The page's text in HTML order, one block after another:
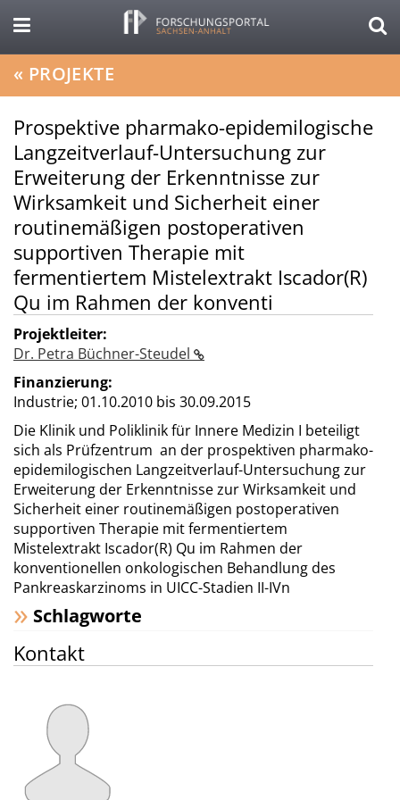
« PROJEKTE
Prospektive pharmako-epidemilogische
Langzeitverlauf-Untersuchung zur
Erweiterung der Erkenntnisse zur
Wirksamkeit und Sicherheit einer
routinemäßigen postoperativen
supportiven Therapie mit
fermentiertem Mistelextrakt Iscador(R)
Qu im Rahmen der konventi
Projektleiter:
Dr. Petra Büchner-Steudel
Finanzierung:
Industrie; 01.10.2010 bis 30.09.2015
Die Klinik und Poliklinik für Innere Medizin I beteiligt
sich als Prüfzentrum an der prospektiven pharmako-
epidemilogischen Langzeitverlauf-Untersuchung zur
Erweiterung der Erkenntnisse zur Wirksamkeit und
Sicherheit einer routinemäßigen postoperativen
supportiven Therapie mit fermentiertem
Mistelextrakt Iscador(R) Qu im Rahmen der
konventionellen onkologischen Behandlung des
Pankreaskarzinoms in UICC-Stadien II-IVn
Schlagworte
Kontakt